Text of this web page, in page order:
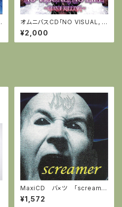
オムニバスCD「NO VISUAL, N
O LIFE～GIANT KILLING～」
¥2,000
MaxiCD バ×ツ 「screame
r」
¥1,572